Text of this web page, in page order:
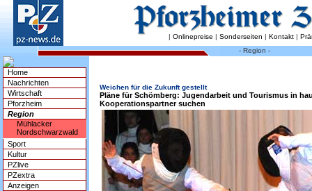
| Onlinepreise | Sonderseiten | Kontakt|
- Region -
Home
Nachrichten
Wirtschaft
Pforzheim
Region
Mühlacker
Nordschwarzwald
Sport
Kultur
PZlive
PZextra
Anzeigen
Weichen für die Zukunft gestellt
Pläne für Schömberg: Jugendarbeit und Tourismus in
Kooperationspartner suchen